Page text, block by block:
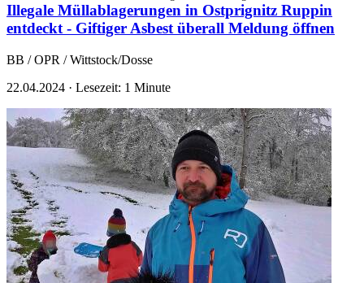
Illegale Müllablagerungen in Ostprignitz Ruppin
entdeckt - Giftiger Asbest überall Meldung öffnen
BB / OPR / Wittstock/Dosse
22.04.2024 · Lesezeit: 1 Minute